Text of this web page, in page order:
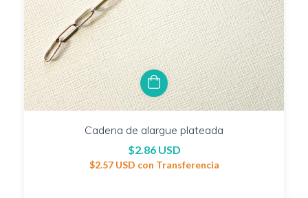
Cadena de alargue plateada
$2.86 USD
$2.57 USD con Transferencia